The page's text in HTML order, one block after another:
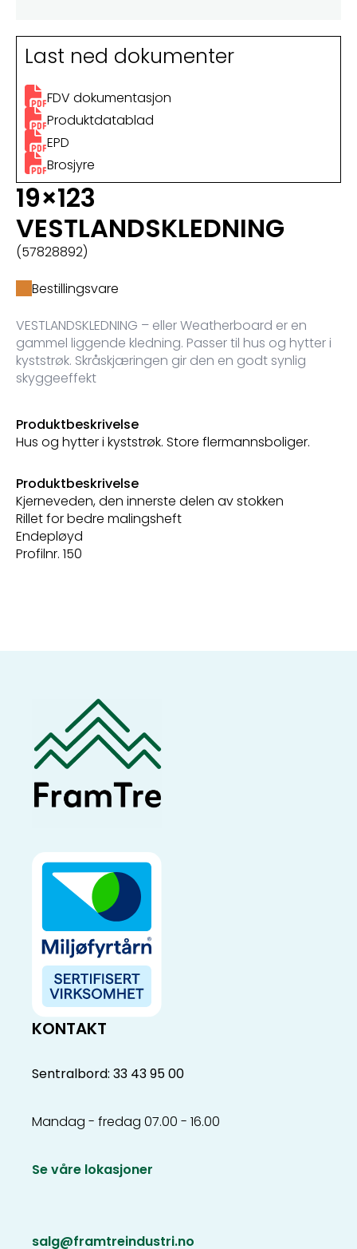
Last ned dokumenter
FDV dokumentasjon
Produktdatablad
EPD
Brosjyre
19×123
VESTLANDSKLEDNING
(57828892)
Bestillingsvare
VESTLANDSKLEDNING – eller Weatherboard er en
gammel liggende kledning. Passer til hus og hytter i
kyststrøk. Skråskjæringen gir den en godt synlig
skyggeeffekt
Produktbeskrivelse
Hus og hytter i kyststrøk. Store flermannsboliger.
Produktbeskrivelse
Kjerneveden, den innerste delen av stokken
Rillet for bedre malingsheft
Endepløyd
Profilnr. 150
KONTAKT
Sentralbord: 33 43 95 00
Mandag - fredag 07.00 - 16.00
Se våre lokasjoner
salg@framtreindustri.no